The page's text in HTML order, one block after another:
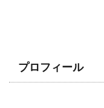
プロフィール